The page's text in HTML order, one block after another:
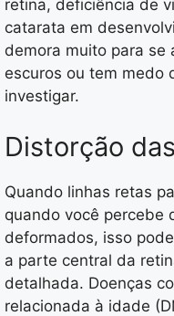
retina, deficiência de
catarata em
demora muito para se
escuros ou tem medo
investigar.
Distorção
Quando linhas retas
quando você percebe
deformados, isso
a parte central da
detalhada. Doenças
relacionada à idade